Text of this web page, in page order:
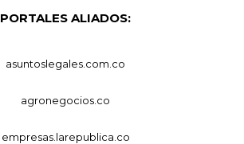
PORTALES ALIADOS:
asuntoslegales.com.co
agronegocios.co
empresas.larepublica.co